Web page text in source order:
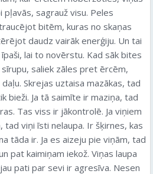
sagrauž visu. Peles
bitēm, kuras no skaņas
daudz vairāk enerģiju. Un tai
lai to novērstu. Kad sāk bites
saliek zāles pret ērcēm,
Skrejas uztaisa mazākas, tad
bieži. Ja tā saimīte ir maziņa, tad
Tas viss ir jākontrolē. Ja viņiem
viņi īsti nelaupa. Ir šķirnes, kas
tāda ir. Ja es aizeju pie viņām, tad
pat kaimiņam iekož. Viņas laupa
pati par sevi ir agresīva. Nesen